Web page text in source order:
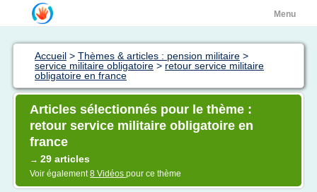
Menu
Accueil > Thèmes & articles : pension militaire >
service militaire obligatoire > retour service militaire
obligatoire en france
Articles sélectionnés pour le thème :
retour service militaire obligatoire en
france
→ 29 articles
Voir également8 Vidéos pour ce thème